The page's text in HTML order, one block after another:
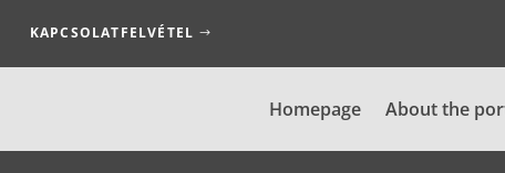
KAPCSOLATFELVÉTEL
Homepage About the